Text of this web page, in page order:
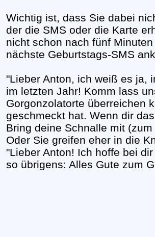
Wichtig ist, dass Sie dabei
der die SMS oder die Karte
nicht schon nach fünf
nächste Geburtstags-SMS
"Lieber Anton, ich weiß es ja,
im letzten Jahr! Komm lass
Gorgonzolatorte überreichen
geschmeckt hat. Wenn dir
Bring deine Schnalle mit
Oder Sie greifen eher in die
"Lieber Anton! Ich hoffe bei
so übrigens: Alles Gute zum